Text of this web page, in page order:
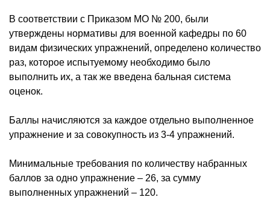
В соответствии с Приказом МО № 200, были
утверждены нормативы для военной кафедры по 60
видам физических упражнений, определено количество
раз, которое испытуемому необходимо было
выполнить их, а так же введена бальная система
оценок.
Баллы начисляются за каждое отдельно выполненное
упражнение и за совокупность из 3-4 упражнений.
Минимальные требования по количеству набранных
баллов за одно упражнение – 26, за сумму
выполненных упражнений – 120.